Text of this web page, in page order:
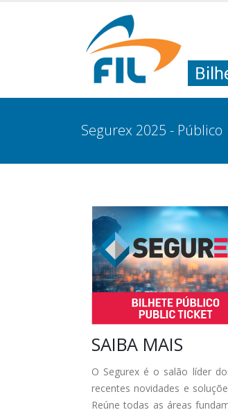
Segurex 2025 - Público
SAIBA MAIS
O Segurex é o salão líder
recentes novidades e
Reúne todas as áreas